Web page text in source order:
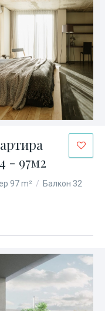
- 97м2
97 m² / Балкон 32